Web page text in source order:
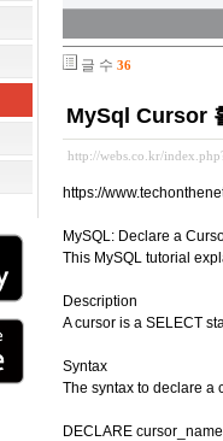
글 수 36
MySql Cursor
http://webs.co.kr/
https://
MySQL: Declare a
This MySQL tutorial
Description
A cursor is a SELECT
Syntax
The syntax to declare a
DECLARE